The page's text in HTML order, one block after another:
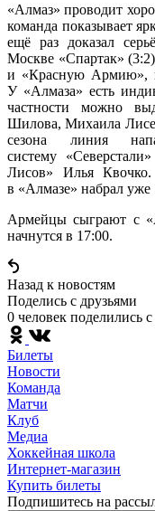
«Алмаз» проводит
команда показывает
ещё раз доказал
Москве «Спартак»
и «Красную Армию»,
У «Алмаза» есть
частности можно
Шилова, Михаила
сезона линия
систему
Лисов» Илья
в «Алмазе» набрал уже
Армейцы сыграют с
начнутся в 17:00.
Назад к новостям
Поделись c друзьями
0 человек поделились
Билеты
Новости
Команда
Матчи
Клуб
Медиа
Хоккейная школа
Интернет-магазин
Купить билеты
Подпишитесь на